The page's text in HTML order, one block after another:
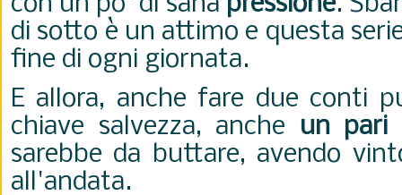
di sotto è un attimo e questa
fine di ogni giornata.
E allora, anche fare due conti
chiave salvezza, anche un pari
sarebbe da buttare, avendo
all'andata.